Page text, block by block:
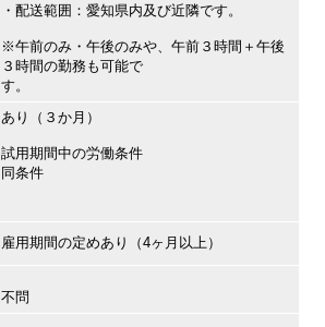
・配送範囲：愛知県内及び近隣です。
※午前のみ・午後のみや、午前３時間＋午後
３時間の勤務も可能で
す。
あり（３か月）
試用期間中の労働条件
同条件
雇用期間の定めあり（4ヶ月以上）
不問